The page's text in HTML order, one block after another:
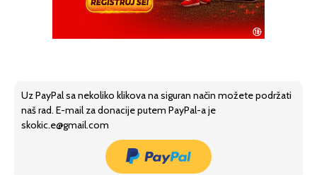
Uz PayPal sa nekoliko klikova na siguran način možete podržati
naš rad. E-mail za donacije putem PayPal-a je
skokic.e@gmail.com